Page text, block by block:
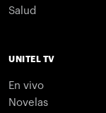
Salud
UNITEL TV
En vivo
Novelas